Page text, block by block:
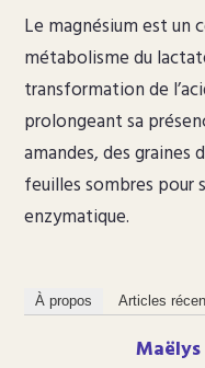
Le magnésium est un
métabolisme du
transformation de
prolongeant sa
amandes, des graines
feuilles sombres pour
enzymatique.
À propos Articles